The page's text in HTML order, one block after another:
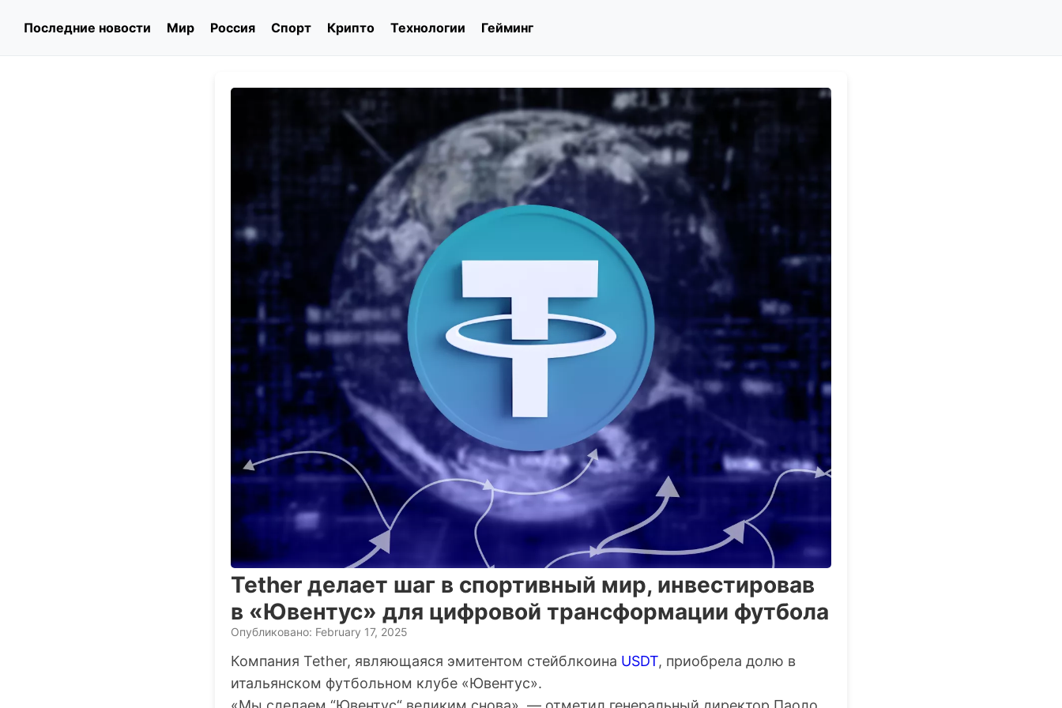
Последние новости Мир Россия Спорт Крипто Технологии Гейминг
Tether делает шаг в спортивный мир, инвестировав
в «Ювентус» для цифровой трансформации футбола
Опубликовано: February 17, 2025
Компания Tether, являющаяся эмитентом стейблкоина USDT, приобрела долю в
итальянском футбольном клубе «Ювентус».